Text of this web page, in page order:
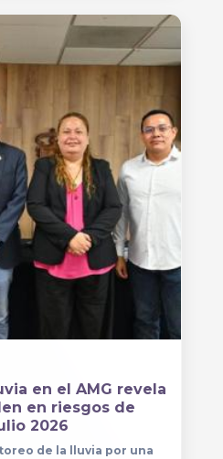
en el AMG revela
en riesgos de
2026
de la lluvia por una